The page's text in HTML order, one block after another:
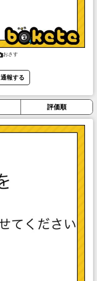
おさす
通報する
評価順